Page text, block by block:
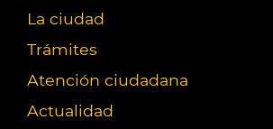
La ciudad
Trámites
Atención ciudadana
Actualidad